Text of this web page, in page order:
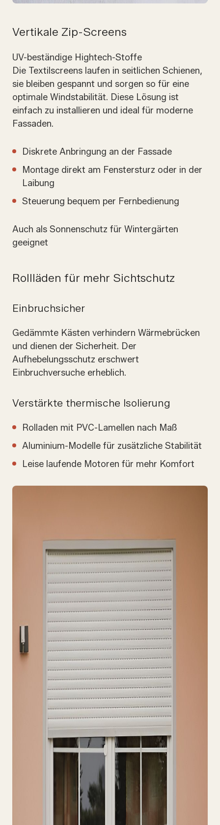
Vertikale Zip-Screens
UV-beständige Hightech-Stoffe
Die Textilscreens laufen in seitlichen Schienen,
sie bleiben gespannt und sorgen so für eine
optimale Windstabilität. Diese Lösung ist
einfach zu installieren und ideal für moderne
Fassaden.
Diskrete Anbringung an der Fassade
Montage direkt am Fenstersturz oder in der
Laibung
Steuerung bequem per Fernbedienung
Auch als Sonnenschutz für Wintergärten
geeignet
Rollläden für mehr Sichtschutz
Einbruchsicher
Gedämmte Kästen verhindern Wärmebrücken
und dienen der Sicherheit. Der
Aufhebelungsschutz erschwert
Einbruchversuche erheblich.
Verstärkte thermische Isolierung
Rolladen mit PVC-Lamellen nach Maß
Aluminium-Modelle für zusätzliche Stabilität
Leise laufende Motoren für mehr Komfort